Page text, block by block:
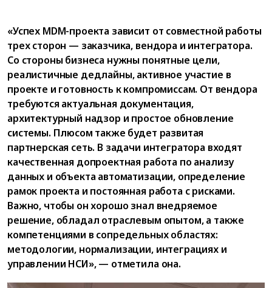
«Успех MDM-проекта зависит от совместной работы
трех сторон — заказчика, вендора и интегратора.
Со стороны бизнеса нужны понятные цели,
реалистичные дедлайны, активное участие в
проекте и готовность к компромиссам. От вендора
требуются актуальная документация,
архитектурный надзор и простое обновление
системы. Плюсом также будет развитая
партнерская сеть. В задачи интегратора входят
качественная допроектная работа по анализу
данных и объекта автоматизации, определение
рамок проекта и постоянная работа с рисками.
Важно, чтобы он хорошо знал внедряемое
решение, обладал отраслевым опытом, а также
компетенциями в сопредельных областях:
методологии, нормализации, интеграциях и
управлении НСИ», — отметила она.